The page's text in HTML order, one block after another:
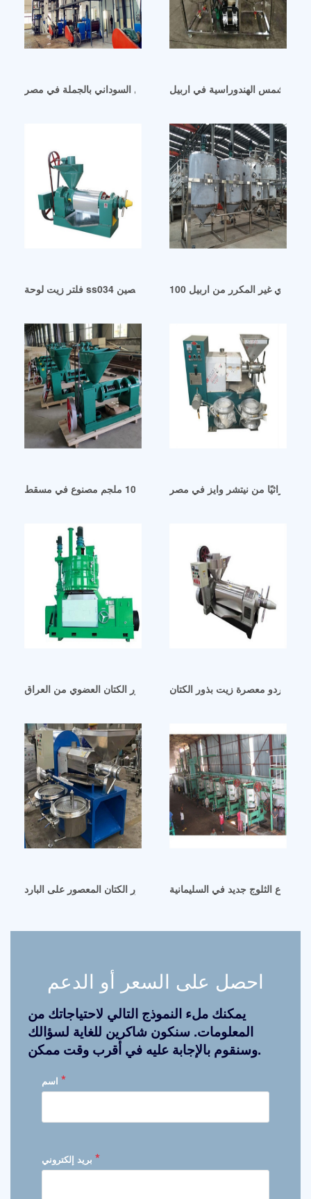
موردو زيت الفول السوداني بالجملة في مصرالشمس الهندوراسية في اربيل
فلتر زيت لوحة ss034 لمكبس زيت الفول السوداني في الصين
الكتان الحقيقي المعصور على البارد 1000 ملجم مصنوع في مسقط
وراثيًا من نيتشر وايز في مصر
زيت بذور الكتان العضوي من العراق موردو معصرة زيت بذور الكتان
الإمارات العربية المتحدة ما هو زيت بذور الكتان المعصور على البارد
مزارع الثلوج جديد في السليمانية
احصل على السعر أو الدعم
يمكنك ملء النموذج التالي لاحتياجاتك من
المعلومات. سنكون شاكرين للغاية لسؤالك
وسنقوم بالإجابة عليه في أقرب وقت ممكن.
*
*